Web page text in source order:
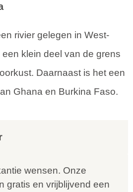
rivier gelegen in West-
klein deel van de grens
Daarnaast is het een
Ghana en Burkina Faso.
wensen. Onze
gratis en vrijblijvend een